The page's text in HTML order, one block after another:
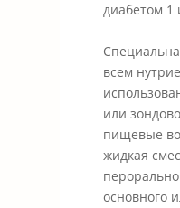
диабетом 1
всем
или
пищевые
жидкая
основного